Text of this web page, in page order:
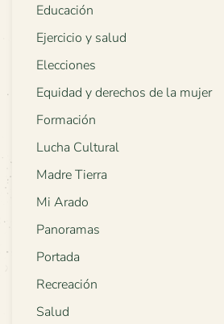
Educación
Ejercicio y salud
Elecciones
Equidad y derechos de la mujer
Formación
Lucha Cultural
Madre Tierra
Mi Arado
Panoramas
Portada
Recreación
Salud